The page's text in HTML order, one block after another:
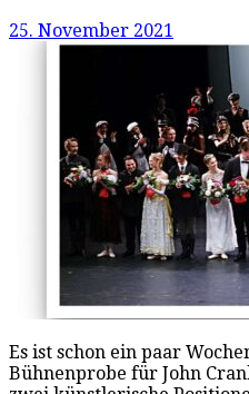
25. November 2021
Es ist schon ein paar
Bühnenprobe für John